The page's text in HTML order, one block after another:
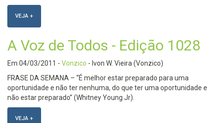
VEJA +
A Voz de Todos - Edição 1028
Em 04/03/2011 - Vonzico - Ivon W. Vieira (Vonzico)
FRASE DA SEMANA – “É melhor estar preparado para uma
oportunidade e não ter nenhuma, do que ter uma oportunidade e
não estar preparado” (Whitney Young Jr).
VEJA +